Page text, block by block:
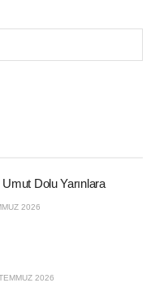
Dolu Yarınlara
2026
2026